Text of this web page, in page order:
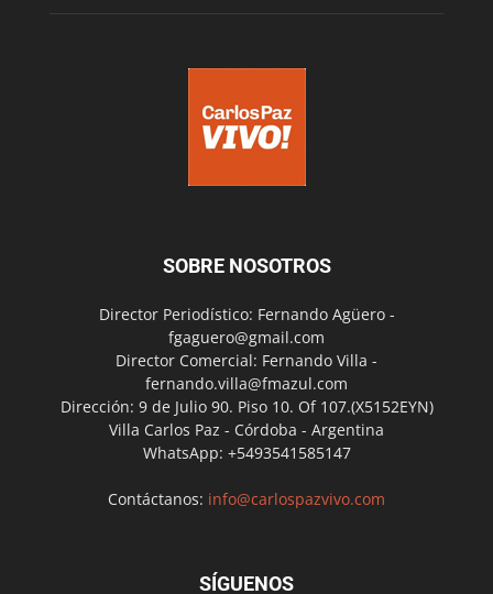
SOBRE NOSOTROS
Director Periodístico: Fernando Agüero -
fgaguero@gmail.com
Director Comercial: Fernando Villa -
fernando.villa@fmazul.com
Dirección: 9 de Julio 90. Piso 10. Of 107.(X5152EYN)
Villa Carlos Paz - Córdoba - Argentina
WhatsApp: +5493541585147
Contáctanos: info@carlospazvivo.com
SÍGUENOS